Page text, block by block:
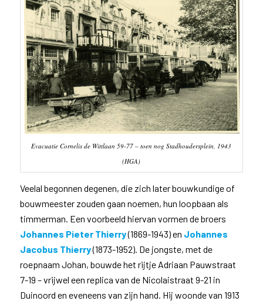
Evacuatie Cornelis de Wittlaan 59-77 – toen nog Stadhoudersplein, 1943
(HGA)
Veelal begonnen degenen, die zich later bouwkundige of
bouwmeester zouden gaan noemen, hun loopbaan als
timmerman. Een voorbeeld hiervan vormen de broers
Johannes Pieter Thierry(1869-1943) en Johannes
Jacobus Thierry(1873-1952). De jongste, met de
roepnaam Johan, bouwde het rijtje Adriaan Pauwstraat
7-19 – vrijwel een replica van de Nicolaistraat 9-21 in
Duinoord en eveneens van zijn hand. Hij woonde van 1913